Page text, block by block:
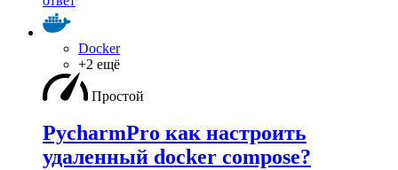
Docker
+2 ещё
Простой
PycharmPro как настроить
удаленный docker compose?